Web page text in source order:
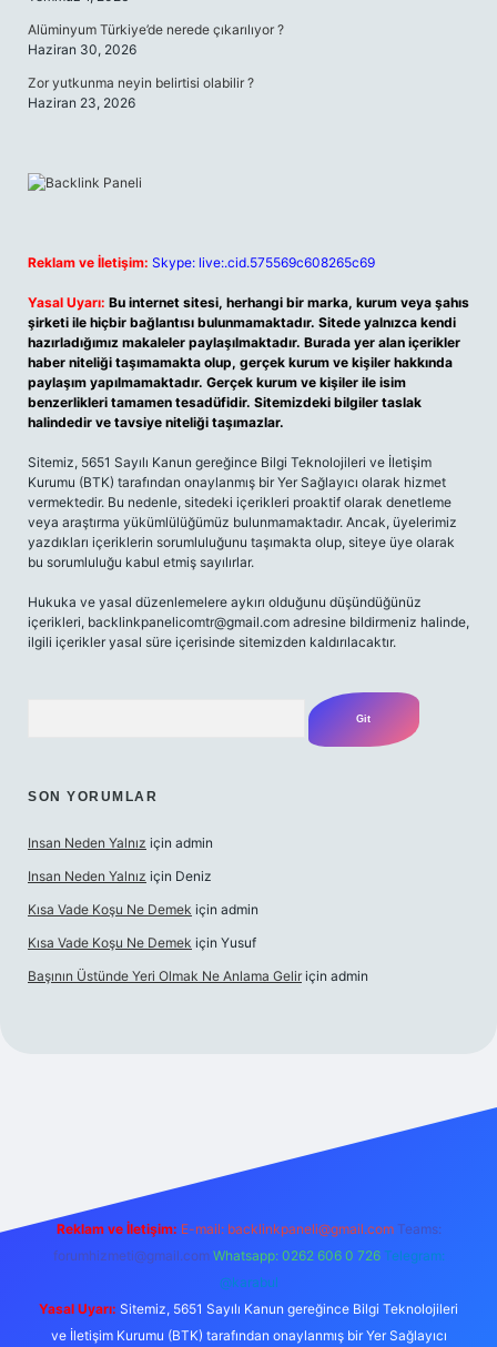
Alüminyum Türkiye’de nerede çıkarılıyor ?
Haziran 30, 2026
Zor yutkunma neyin belirtisi olabilir ?
Haziran 23, 2026
Reklam ve İletişim: Skype: live:.cid.575569c608265c69
Yasal Uyarı: Bu internet sitesi, herhangi bir marka, kurum veya şahıs
şirketi ile hiçbir bağlantısı bulunmamaktadır. Sitede yalnızca kendi
hazırladığımız makaleler paylaşılmaktadır. Burada yer alan içerikler
haber niteliği taşımamakta olup, gerçek kurum ve kişiler hakkında
paylaşım yapılmamaktadır. Gerçek kurum ve kişiler ile isim
benzerlikleri tamamen tesadüfidir. Sitemizdeki bilgiler taslak
halindedir ve tavsiye niteliği taşımazlar.
Sitemiz, 5651 Sayılı Kanun gereğince Bilgi Teknolojileri ve İletişim
Kurumu (BTK) tarafından onaylanmış bir Yer Sağlayıcı olarak hizmet
vermektedir. Bu nedenle, sitedeki içerikleri proaktif olarak denetleme
veya araştırma yükümlülüğümüz bulunmamaktadır. Ancak, üyelerimiz
yazdıkları içeriklerin sorumluluğunu taşımakta olup, siteye üye olarak
bu sorumluluğu kabul etmiş sayılırlar.
Hukuka ve yasal düzenlemelere aykırı olduğunu düşündüğünüz
içerikleri, backlinkpanelicomtr@gmail.com adresine bildirmeniz halinde,
ilgili içerikler yasal süre içerisinde sitemizden kaldırılacaktır.
SON YORUMLAR
Insan Neden Yalnız için admin
Insan Neden Yalnız için Deniz
Kısa Vade Koşu Ne Demek için admin
Kısa Vade Koşu Ne Demek için Yusuf
Başının Üstünde Yeri Olmak Ne Anlama Gelir için admin
Reklam ve İletişim: E-mail: backlinkpaneli@gmail.com Teams:
forumhizmeti@gmail.com Whatsapp: 0262 606 0 726 Telegram:
@karabul
Yasal Uyarı: Sitemiz, 5651 Sayılı Kanun gereğince Bilgi Teknolojileri
ve İletişim Kurumu (BTK) tarafından onaylanmış bir Yer Sağlayıcı